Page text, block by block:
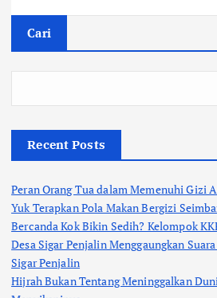
Cari
Recent Posts
Peran Orang Tua dalam Memenuhi Gizi
Yuk Terapkan Pola Makan Bergizi
Bercanda Kok Bikin Sedih? Kelompok
Desa Sigar Penjalin Menggaungkan
Sigar Penjalin
Hijrah Bukan Tentang Meninggalkan